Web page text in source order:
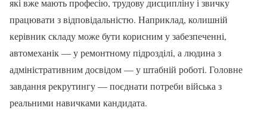
які вже мають професію, трудову дисципліну і звичку
працювати з відповідальністю. Наприклад, колишній
керівник складу може бути корисним у забезпеченні,
автомеханік — у ремонтному підрозділі, а людина з
адміністративним досвідом — у штабній роботі. Головне
завдання рекрутингу — поєднати потреби війська з
реальними навичками кандидата.